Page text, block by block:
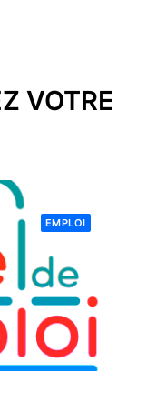
VOTRE
EMPLOI